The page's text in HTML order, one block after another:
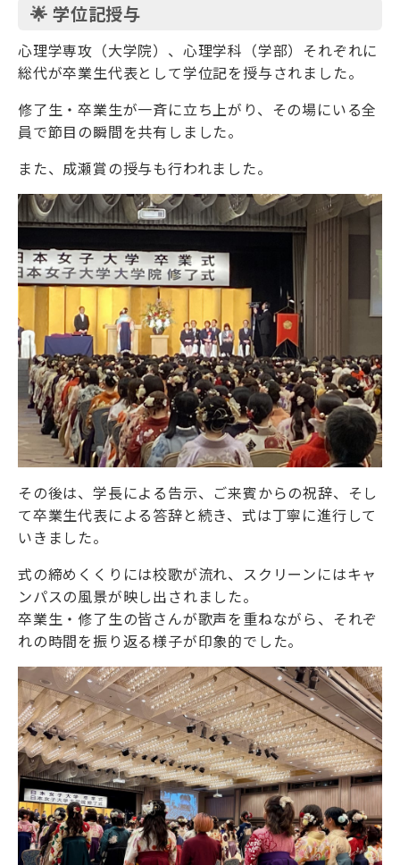
🌟 学位記授与
心理学専攻（大学院）、心理学科（学部）それぞれに
総代が卒業生代表として学位記を授与されました。
修了生・卒業生が一斉に立ち上がり、その場にいる全
員で節目の瞬間を共有しました。
また、成瀬賞の授与も行われました。
その後は、学長による告示、ご来賓からの祝辞、そし
て卒業生代表による答辞と続き、式は丁寧に進行して
いきました。
式の締めくくりには校歌が流れ、スクリーンにはキャ
ンパスの風景が映し出されました。
卒業生・修了生の皆さんが歌声を重ねながら、それぞ
れの時間を振り返る様子が印象的でした。